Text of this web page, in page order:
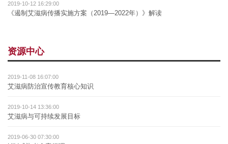
2019-10-12 16:29:00
《遏制艾滋病传播实施方案（2019—2022年）》解读
资源中心
2019-11-08 16:07:00
艾滋病防治宣传教育核心知识
2019-10-14 13:36:00
艾滋病与可持续发展目标
2019-06-30 07:30:00